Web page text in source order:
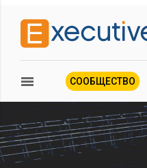
СООБЩЕСТВО